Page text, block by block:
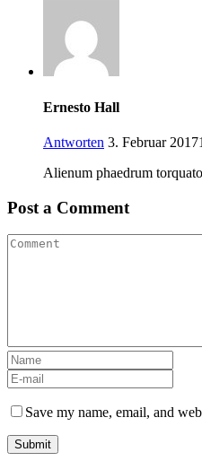
Ernesto Hall
Antworten 3. Februar
Alienum phaedrum
Post a Comment
Save my name, email, and